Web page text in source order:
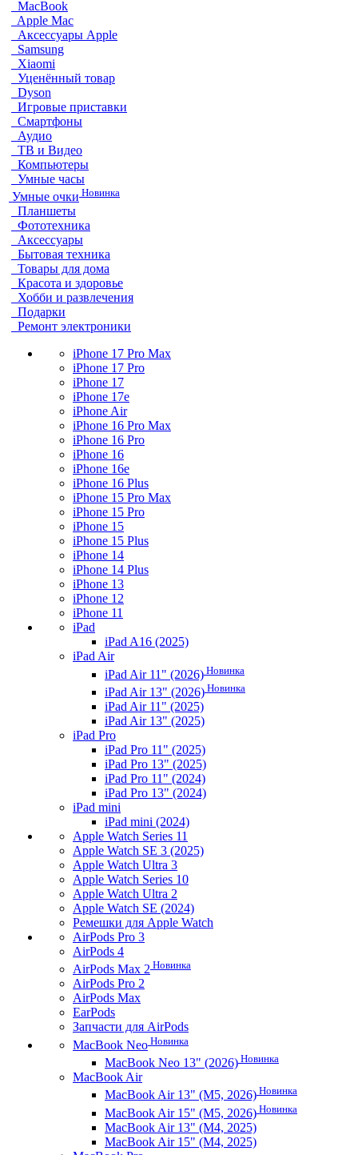
MacBook
Apple Mac
Аксессуары Apple
Samsung
Xiaomi
Уценённый товар
Dyson
Игровые приставки
Смартфоны
Аудио
ТВ и Видео
Компьютеры
Умные часы
Умные очки Новинка
Планшеты
Фототехника
Аксессуары
Бытовая техника
Товары для дома
Красота и здоровье
Хобби и развлечения
Подарки
Ремонт электроники
iPhone 17 Pro Max
iPhone 17 Pro
iPhone 17
iPhone 17e
iPhone Air
iPhone 16 Pro Max
iPhone 16 Pro
iPhone 16
iPhone 16e
iPhone 16 Plus
iPhone 15 Pro Max
iPhone 15 Pro
iPhone 15
iPhone 15 Plus
iPhone 14
iPhone 14 Plus
iPhone 13
iPhone 12
iPhone 11
iPad
iPad A16 (2025)
iPad Air
iPad Air 11" (2026) Новинка
iPad Air 13" (2026) Новинка
iPad Air 11" (2025)
iPad Air 13" (2025)
iPad Pro
iPad Pro 11" (2025)
iPad Pro 13" (2025)
iPad Pro 11" (2024)
iPad Pro 13" (2024)
iPad mini
iPad mini (2024)
Apple Watch Series 11
Apple Watch SE 3 (2025)
Apple Watch Ultra 3
Apple Watch Series 10
Apple Watch Ultra 2
Apple Watch SE (2024)
Ремешки для Apple Watch
AirPods Pro 3
AirPods 4
AirPods Max 2 Новинка
AirPods Pro 2
AirPods Max
EarPods
Запчасти для AirPods
MacBook Neo Новинка
MacBook Neo 13" (2026) Новинка
MacBook Air
MacBook Air 13" (M5, 2026) Новинка
MacBook Air 15" (M5, 2026) Новинка
MacBook Air 13" (M4, 2025)
MacBook Air 15" (M4, 2025)